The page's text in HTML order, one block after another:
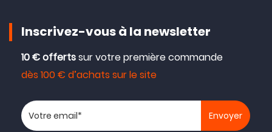
Inscrivez-vous à la newsletter
10 € offertssur votre première commande
dès 100 € d’achats sur le site
Votre adresse email